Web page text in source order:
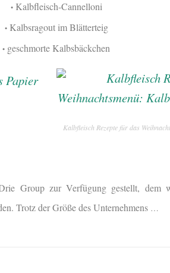
•Kalbfleisch-Cannelloni
•Kalbsragout im Blätterteig
• geschmorte Kalbsbäckchen
Kalbfleisch Rezepte für das
Group zur Verfügung gestellt, dem
Trotz der Größe des Unternehmens …